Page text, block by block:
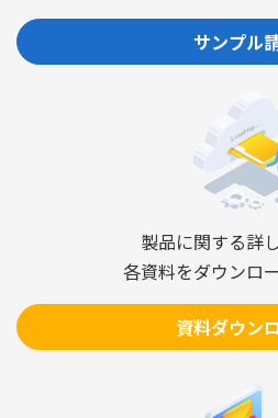
サンプル
製品に関する詳
各資料をダウンロ
資料ダウン